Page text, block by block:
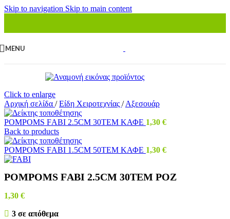
Skip to navigation Skip to main content
MENU
Click to enlarge
Αρχική σελίδα / Είδη Χειροτεχνίας / Αξεσουάρ
ΡΟΜΡΟΜS FΑΒΙ 2.5CΜ 30ΤΕΜ ΚΑΦΕ 1,30 €
Back to products
ΡΟΜΡΟΜS FΑΒΙ 1.5CΜ 50ΤΕΜ ΚΑΦΕ 1,30 €
ΡΟΜΡΟΜS FΑΒΙ 2.5CΜ 30ΤΕΜ ΡΟΖ
1,30 €
3 σε απόθεμα